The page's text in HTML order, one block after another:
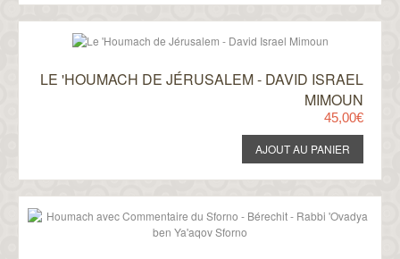
LE 'HOUMACH DE JÉRUSALEM - DAVID ISRAEL
MIMOUN
45,00€